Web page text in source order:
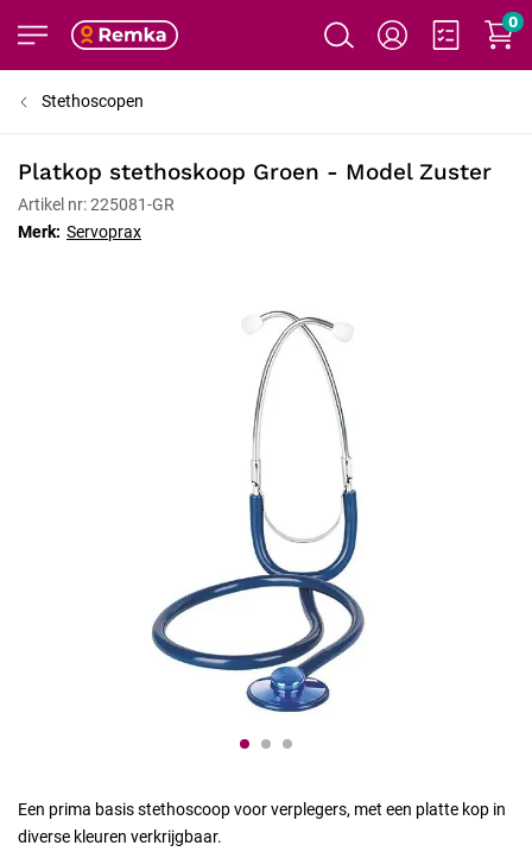
0
Stethoscopen
Platkop stethoskoop Groen - Model Zuster
Artikel nr: 225081-GR
Merk: Servoprax
Een prima basis stethoscoop voor verplegers, met een platte kop in
diverse kleuren verkrijgbaar.